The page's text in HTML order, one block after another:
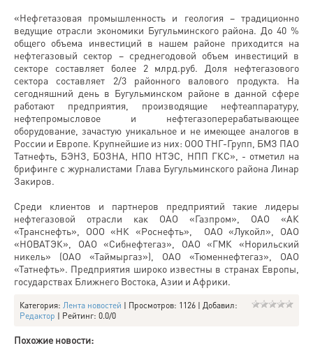
«Нефгетазовая промышленность и геология – традиционно
ведущие отрасли экономики Бугульминского района. До 40 %
общего объема инвестиций в нашем районе приходится на
нефтегазовый сектор – среднегодовой объем инвестиций в
секторе составляет более 2 млрд.руб. Доля нефтегазового
сектора составляет 2/3 районного валового продукта. На
сегодняшний день в Бугульминском районе в данной сфере
работают предприятия, производящие нефтеаппаратуру,
нефтепромысловое и нефтегазоперерабатывающее
оборудование, зачастую уникальное и не имеющее аналогов в
России и Европе. Крупнейшие из них: ООО ТНГ-Групп, БМЗ ПАО
Татнефть, БЭНЗ, БОЗНА, НПО НТЭС, НПП ГКС», - отметил на
брифинге с журналистами Глава Бугульминского района Линар
Закиров.
Среди клиентов и партнеров предприятий такие лидеры
нефтегазовой отрасли как ОАО «Газпром», ОАО «АК
«Транснефть», ООО «НК «Роснефть», ОАО «Лукойл», ОАО
«НОВАТЭК», ОАО «Сибнефтегаз», ОАО «ГМК «Норильский
никель» (ОАО «Таймыргаз»), ОАО «Тюменнефтегаз», ОАО
«Татнефть». Предприятия широко известны в странах Европы,
государствах Ближнего Востока, Азии и Африки.
Категория: Лента новостей | Просмотров: 1126 | Добавил:
Редактор | Рейтинг: 0.0/0
Похожие новости: